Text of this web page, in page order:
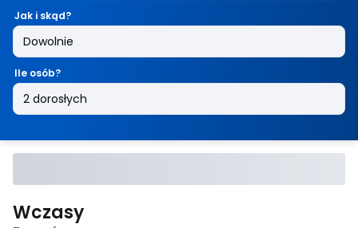
Jak i skąd?
Ile osób?
Wczasy